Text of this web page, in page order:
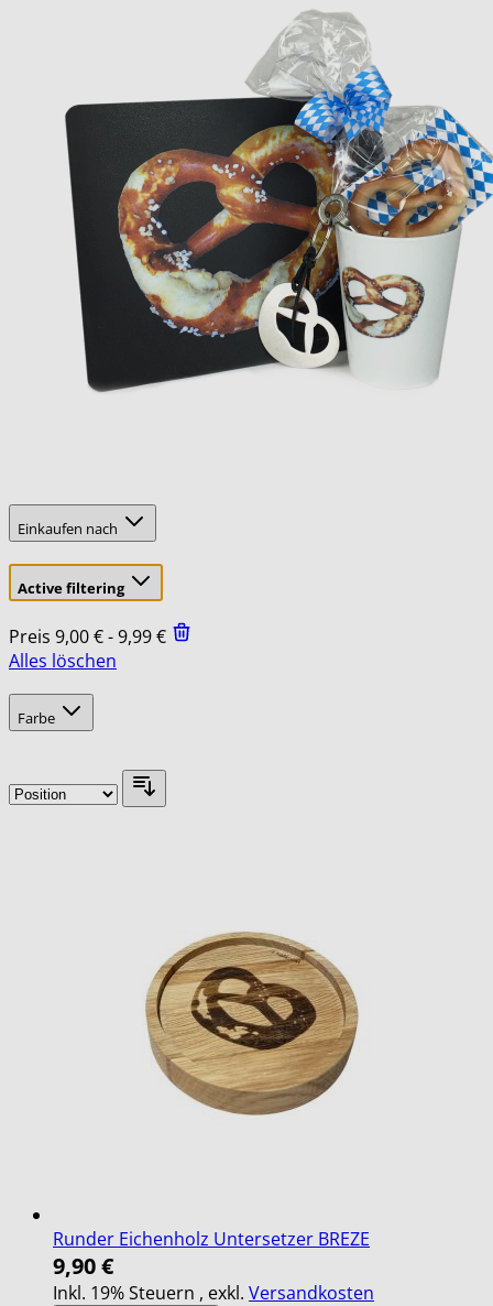
Einkaufen nach
Active filtering
Preis 9,00 € - 9,99 €
Alles löschen
to
product
Farbe
filter
Runder Eichenholz Untersetzer BREZE
9,90 €
Inkl. 19% Steuern , exkl. Versandkosten